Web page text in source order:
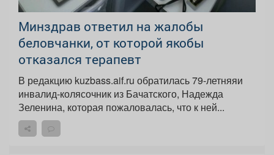
Минздрав ответил на жалобы
беловчанки, от которой якобы
отказался терапевт
В редакцию kuzbass.aif.ru обратилась 79-летняяи
инвалид-колясочник из Бачатского, Надежда
Зеленина, которая пожаловалась, что к ней...